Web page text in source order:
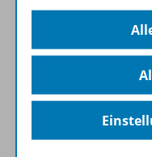
Informationen